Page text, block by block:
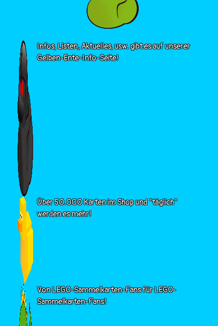
Infos, Listen, Aktuelles, usw. gibt es auf unserer
Gelben-Ente-Info-Seite!
Über 50.000 Karten im Shop und "täglich"
werden es mehr!
Von LEGO-Sammelkarten-Fans für LEGO-
Sammelkarten-Fans!